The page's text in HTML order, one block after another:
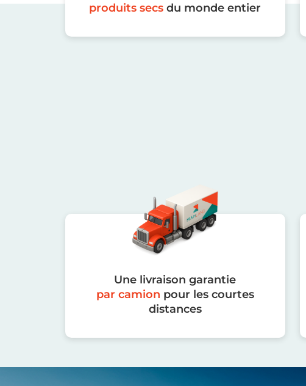
produits secs du monde entier
Une livraison garantie
par camion pour les courtes
distances